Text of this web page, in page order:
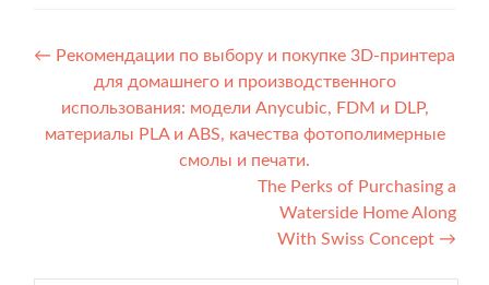
Post navigation
← Рекомендации по выбору и покупке 3D-принтера
для домашнего и производственного
использования: модели Anycubic, FDM и DLP,
материалы PLA и ABS, качества фотополимерные
смолы и печати.
The Perks of Purchasing a
Waterside Home Along
With Swiss Concept →